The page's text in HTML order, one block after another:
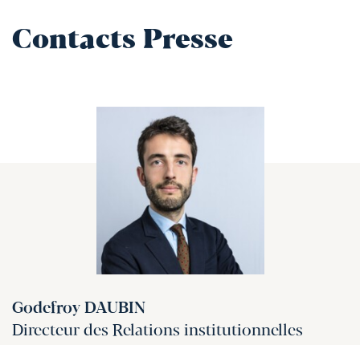
Contacts Presse
Godefroy DAUBIN
Directeur des Relations institutionnelles